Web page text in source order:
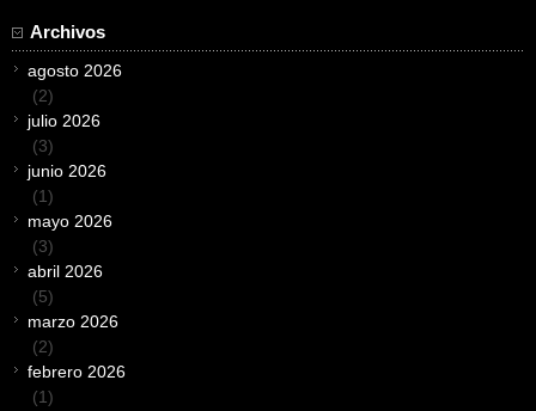
Archivos
agosto 2026
(2)
julio 2026
(3)
junio 2026
(1)
mayo 2026
(3)
abril 2026
(5)
marzo 2026
(2)
febrero 2026
(1)